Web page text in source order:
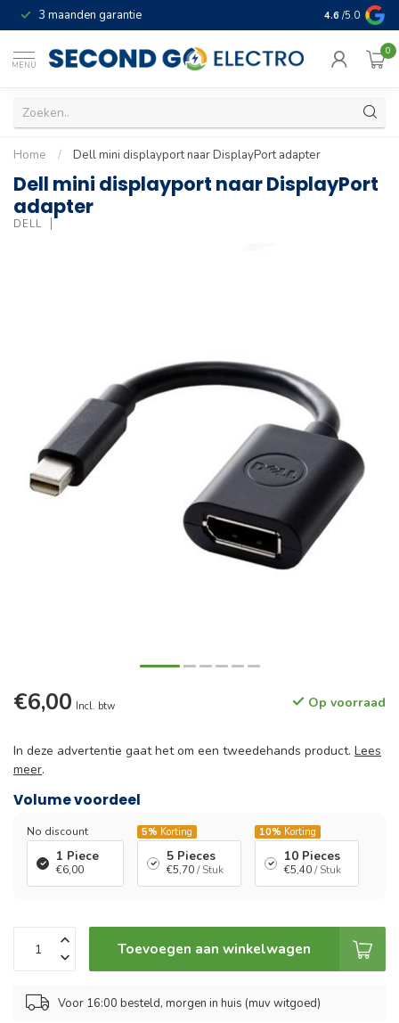
3 maanden garantie Geld terug
4.6 /5.0
MENU
0
Home / Dell mini displayport naar DisplayPort adapter
Dell mini displayport naar DisplayPort
adapter
DELL
€6,00 Incl. btw Op voorraad
In deze advertentie gaat het om een tweedehands product. Lees
meer.
Volume voordeel
No discount
1 Piece
€6,00
5% Korting
5 Pieces
€5,70/ Stuk
10% Korting
10 Pieces
€5,40/ Stuk
Toevoegen aan winkelwagen
Voor 16:00 besteld, morgen in huis (muv witgoed)